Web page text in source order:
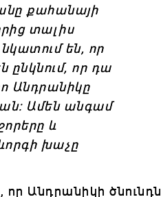
քահանայի
տալիս
են, որ
ընկնում, որ դա
Անդրանիկը
Ամեն անգամ
և
խաչը
Անդրանիկի ծնունդն